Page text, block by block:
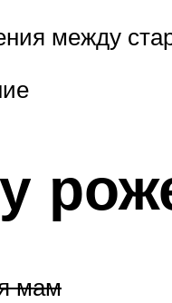
между
мам